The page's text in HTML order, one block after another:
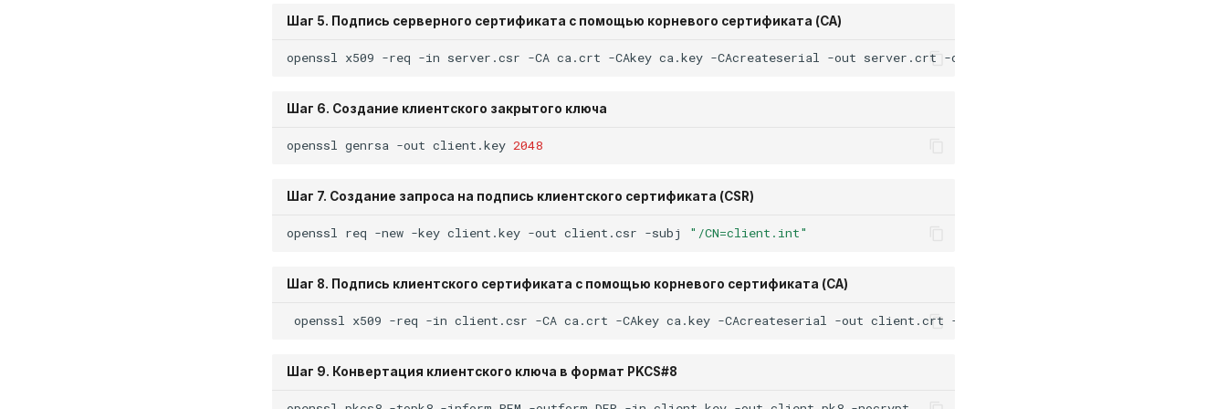
Шаг 5. Подпись серверного сертификата с помощью корневого сертификата (CA)
openssl x509 -req -in server.csr -CA ca.crt -CAkey ca.key -CAcreateserial -out server.crt -days
Шаг 6. Создание клиентского закрытого ключа
openssl genrsa -out client.key 2048
Шаг 7. Создание запроса на подпись клиентского сертификата (CSR)
openssl req -new -key client.key -out client.csr -subj "/CN=client.int"
Шаг 8. Подпись клиентского сертификата с помощью корневого сертификата (CA)
openssl x509 -req -in client.csr -CA ca.crt -CAkey ca.key -CAcreateserial -out client.crt -days
Шаг 9. Конвертация клиентского ключа в формат PKCS#8